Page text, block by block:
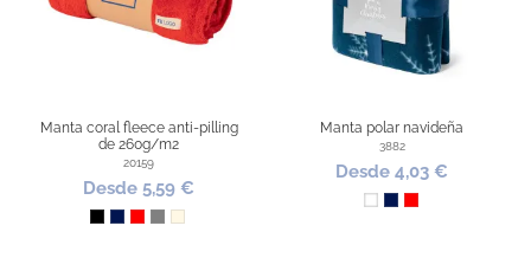
Manta coral fleece anti-pilling
de 260g/m2
20159
Desde 5,59 €
NegroMarino
RojoGrisNatural
Manta polar navideña
3882
Desde 4,03 €
Blanco
Marino
Rojo